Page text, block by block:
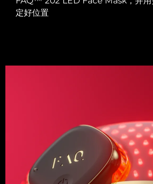
定好位置